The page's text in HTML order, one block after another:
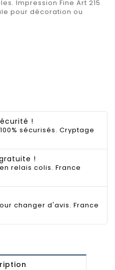
Impression Fine Art 215
pour décoration ou
!
sécurisés. Cryptage
!
relais colis. France
changer d'avis. France